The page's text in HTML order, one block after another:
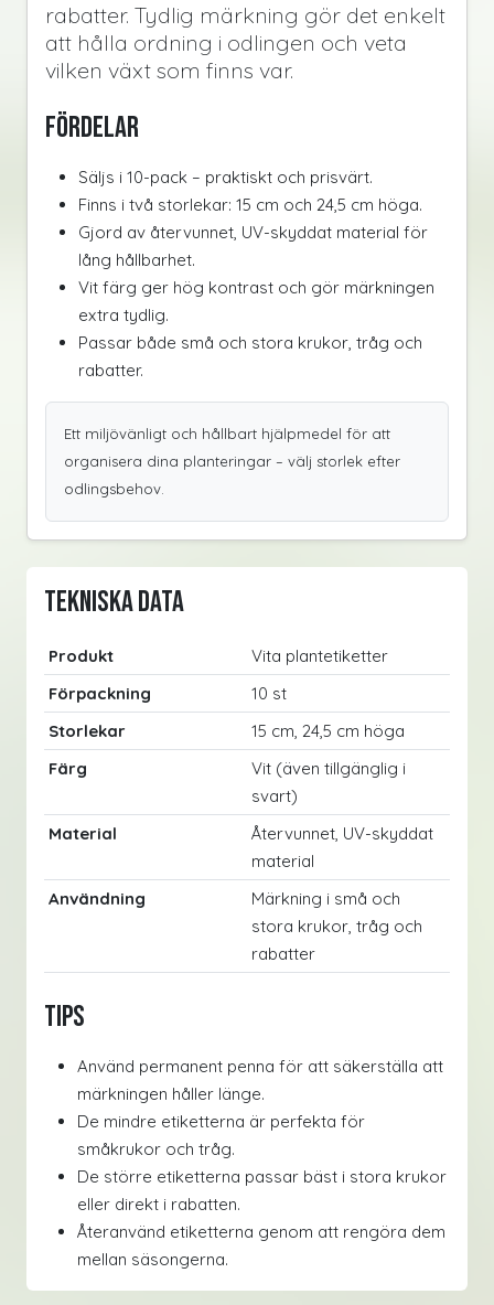
rabatter. Tydlig märkning gör det enkelt
att hålla ordning i odlingen och veta
vilken växt som finns var.
Fördelar
Säljs i 10-pack – praktiskt och prisvärt.
Finns i två storlekar: 15 cm och 24,5 cm höga.
Gjord av återvunnet, UV-skyddat material för
lång hållbarhet.
Vit färg ger hög kontrast och gör märkningen
extra tydlig.
Passar både små och stora krukor, tråg och
rabatter.
Ett miljövänligt och hållbart hjälpmedel för att
organisera dina planteringar – välj storlek efter
odlingsbehov.
Tekniska data
Produkt
Vita plantetiketter
Förpackning
10 st
Storlekar
15 cm, 24,5 cm höga
Färg
Vit (även tillgänglig i
svart)
Material
Återvunnet, UV-skyddat
material
Användning
Märkning i små och
stora krukor, tråg och
rabatter
Tips
Använd permanent penna för att säkerställa att
märkningen håller länge.
De mindre etiketterna är perfekta för
småkrukor och tråg.
De större etiketterna passar bäst i stora krukor
eller direkt i rabatten.
Återanvänd etiketterna genom att rengöra dem
mellan säsongerna.